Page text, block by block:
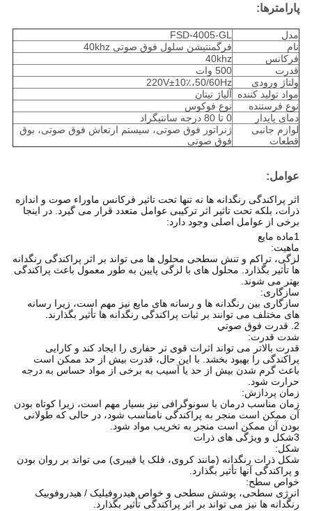
پارامترها:
مدل
FSD-4005-GL
نام
فرگمنتیشن سلول فوق صوتی 40khz
فرکانس
40khz
قدرت
500 وات
ولتاژ ورودی
220V±10٪،50/60Hz
مواد تولید کننده
آلیاژ تیتان
نوع فرستنده
نوع فوکوس
دمای پایدار
0 تا 80 درجه سانتیگراد
لوازم جانبی
قطعات
ژنراتور فوق صوتی، سیستم ارتعاش فوق صوتی، بوق
فوق صوتی
عوامل:
اثر پراکندگی رنگدانه ها نه تنها تحت تاثیر فرکانس ماوراء صوت و اندازه
ذرات، بلکه تحت تاثیر اثر ترکیبی عوامل متعدد قرار می گیرد. در اینجا
برخی از عوامل اصلی وجود دارد:
1ماده مایع
ماهیت:
لزگی، تراکم و تنش سطحی محلول ها می تواند بر اثر پراکندگی رنگدانه
ها تأثیر بگذارد. محلول های با لزگی پایین به طور معمول باعث پراکندگی
بهتر می شوند.
سازگاری:
سازگاری بین رنگدانه ها و رسانه های مایع نیز مهم است، زیرا رسانه
های مختلف می توانند بر ثبات پراکندگی رنگدانه ها تأثیر بگذارند.
2. قدرت فوق صوتي
شدت قدرت:
قدرت بالاتر می تواند اثرات قوی تر حفاری را ایجاد کند و کارایی
پراکندگی را بهبود بخشد. با این حال، قدرت بیش از حد ممکن است
باعث گرم شدن بیش از حد یا آسیب به برخی از مواد حساس به درجه
حرارت شود.
زمان پردازش:
زمان مناسب درمان با سونوگرافی نیز بسیار مهم است، زیرا کوتاه بودن
آن ممکن است منجر به پراکندگی نامناسب شود، در حالی که طولانی
بودن آن ممکن است منجر به تخریب مواد شود.
3شکل و ویژگی های ذرات
شکل:
شکل ذرات رنگدانه (مانند کروی، فلک یا فیبری) می تواند بر روان بودن
و پراکندگی آنها تأثیر بگذارد.
خواص سطح:
انرژی سطحی، پوشش سطحی و خواص هیدروفیلیک / هیدروفوبیک
رنگدانه ها نیز می تواند بر اثر پراکندگی تأثیر بگذارد.